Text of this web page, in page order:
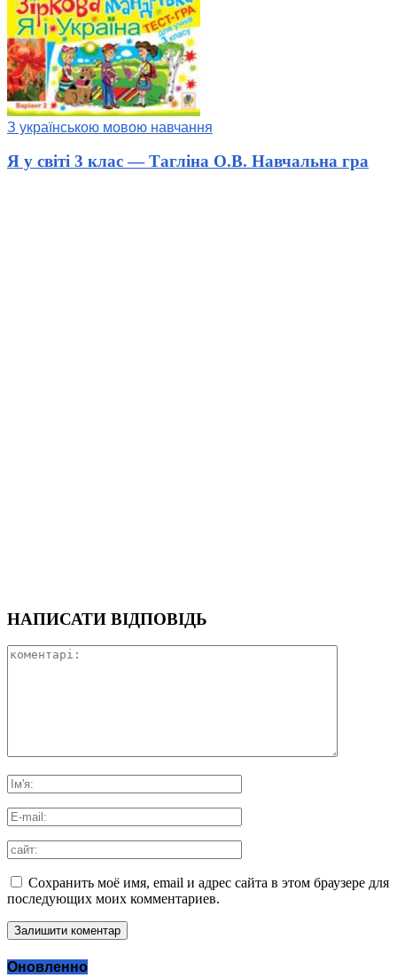
З українською мовою навчання
Я у світі 3 клас — Тагліна О.В. Навчальна гра
НАПИСАТИ ВІДПОВІДЬ
Сохранить моё имя, email и адрес сайта в этом браузере для
последующих моих комментариев.
Оновленно